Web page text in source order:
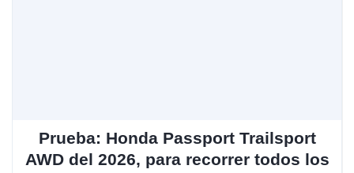
Prueba: Honda Passport Trailsport
AWD del 2026, para recorrer todos los